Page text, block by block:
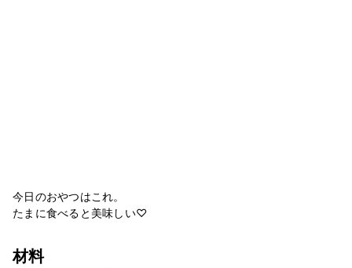
今日のおやつはこれ。
たまに食べると美味しい♡
材料